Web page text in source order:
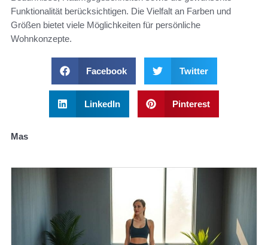
Funktionalität berücksichtigen. Die Vielfalt an Farben und
Größen bietet viele Möglichkeiten für persönliche
Wohnkonzepte.
Facebook Twitter
LinkedIn Pinterest
Mas